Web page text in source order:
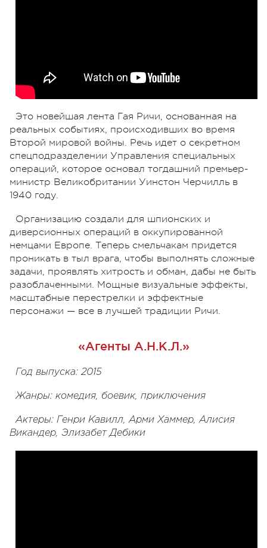
Это новейшая лента Гая Ричи, основанная на
реальных событиях, происходивших во время
Второй мировой войны. Речь идет о секретном
спецподразделении Управления специальных
операций, которое основал тогдашний премьер-
министр Великобритании Уинстон Черчилль в
1940 году.
Организацию создали для шпионских и
диверсионных операций в оккупированной
немцами Европе. Теперь смельчакам придется
проникать в тыл врага, чтобы выполнять сложные
задачи, проявлять хитрость и обман, дабы не быть
разоблаченными. Мощные визуальные эффекты,
масштабные перестрелки и эффектные
персонажи — все в лучшей традиции Ричи.
«Агенты А.Н.К.Л.»
Год выпуска: 2015
Жанры: комедия, боевик, приключения
Актеры: Генри Кавилл, Арми Хаммер, Алисия
Викандер, Элизабет Дебики